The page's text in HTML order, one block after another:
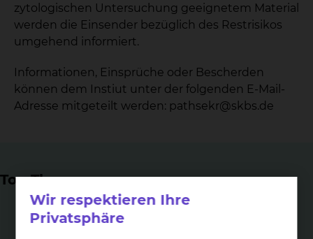
zytologischen Untersuchung geeignetem Material
werden die Einsender bezüglich des Restrisikos
umgehend informiert.
Informationen, Einsprüche oder Bescherden
können dem Instiut unter der folgenden E-Mail-
Adresse mitgeteilt werden: pathsekr@skbs.de
Top Themen
Wir respektieren Ihre
Privatsphäre